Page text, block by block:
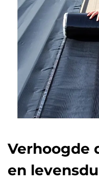
Verhoogde
en